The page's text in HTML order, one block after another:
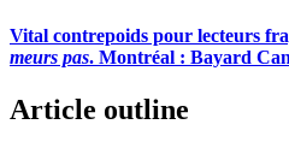
Vital contrepoids pour lecteurs
meurs pas. Montréal : Bayard
Article outline